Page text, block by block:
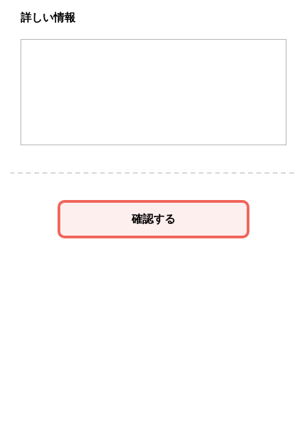
詳しい情報
確認する